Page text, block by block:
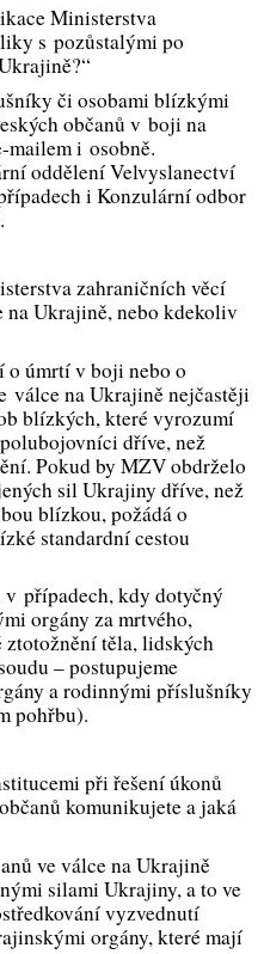
Ministerstva
s pozůstalými po
či osobami blízkými
občanů v boji na
i osobně.
oddělení Velvyslanectví
i Konzulární odbor
zahraničních věcí
Ukrajině, nebo kdekoliv
úmrtí v boji nebo o
válce na Ukrajině nejčastěji
blízkých, které vyrozumí
dříve, než
Pokud by MZV obdrželo
sil Ukrajiny dříve, než
blízkou, požádá o
standardní cestou
případech, kdy dotyčný
orgány za mrtvého,
ztotožnění těla, lidských
– postupujeme
a rodinnými příslušníky
pohřbu).
při řešení úkonů
komunikujete a jaká
ve válce na Ukrajině
silami Ukrajiny, a to ve
vyzvednutí
orgány, které mají